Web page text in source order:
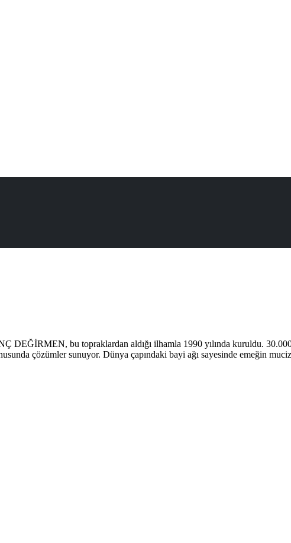
DEĞİRMEN, bu topraklardan aldığı ilhamla 1990 yılında kuruldu.
çözümler sunuyor. Dünya çapındaki bayi ağı sayesinde emeğin